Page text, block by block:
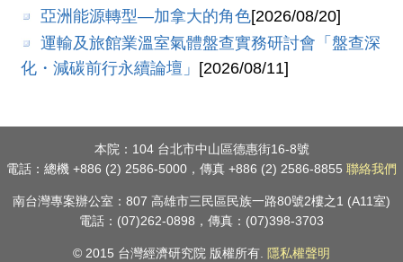
亞洲能源轉型—加拿大的角色[2026/08/20]
運輸及旅館業溫室氣體盤查實務研討會「盤查深
化・減碳前行永續論壇」 [2026/08/11]
本院：104 台北市中山區德惠街16-8號
電話：總機 +886 (2) 2586-5000，傳真 +886 (2) 2586-8855 聯絡我們
南台灣專案辦公室：807 高雄市三民區民族一路80號2樓之1 (A11室)
電話：(07)262-0898，傳真：(07)398-3703
© 2015 台灣經濟研究院 版權所有. 隱私權聲明